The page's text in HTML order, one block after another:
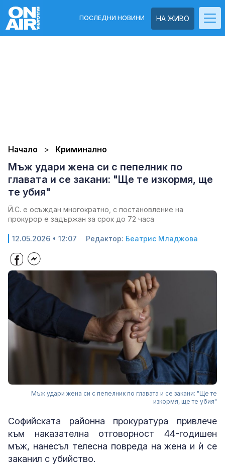
НА ЖИВО
ПОСЛЕДНИ НОВИНИ
Начало Криминално
Мъж удари жена си с пепелник по
главата и се закани: "Ще те изкормя, ще
те убия"
Й.С. е осъждан многократно, с постановление на
прокурор е задържан за срок до 72 часа
12.05.2026 • 12:07 Редактор: Беатрис Младжова
Мъж удари жена си с пепелник по главата и се закани: "Ще те
изкормя, ще те убия"
Софийската районна прокуратура привлече
към наказателна отговорност 44-годишен
мъж, нанесъл телесна повреда на жена и ѝ се
заканил с убийство.